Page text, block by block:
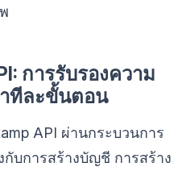
การรับรองความ
ทีละขั้นตอน
API ผ่านกระบวนการ
บการสร้างบัญชี การสร้าง